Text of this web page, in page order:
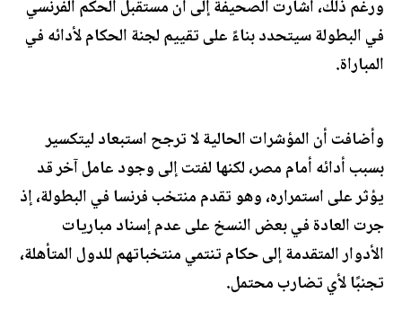
ورغم ذلك، أشارت الصحيفة إلى أن مستقبل الحكم الفرنسي
في البطولة سيتحدد بناءً على تقييم لجنة الحكام لأدائه في
المباراة.
وأضافت أن المؤشرات الحالية لا ترجح استبعاد ليتكسير
بسبب أدائه أمام مصر، لكنها لفتت إلى وجود عامل آخر قد
يؤثر على استمراره، وهو تقدم منتخب فرنسا في البطولة، إذ
جرت العادة في بعض النسخ على عدم إسناد مباريات
الأدوار المتقدمة إلى حكام تنتمي منتخباتهم للدول المتأهلة،
تجنبًا لأي تضارب محتمل.